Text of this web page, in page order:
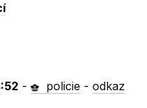
- policie -odkaz